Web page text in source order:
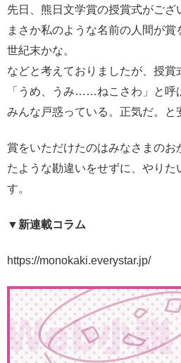
先日、熊日文学賞の授賞式がご
まさか私のような名前の人間が
世紀末かな。
などと考えておりましたが、授
「うめ、うみ……ねこさわ」と呼
みんな戸惑っている。正気だ。と
賞をいただけたのはみなさまの
たような勘違いをせずに、やり
す。
▼新連載コラム
https://monokaki.everystar.jp/